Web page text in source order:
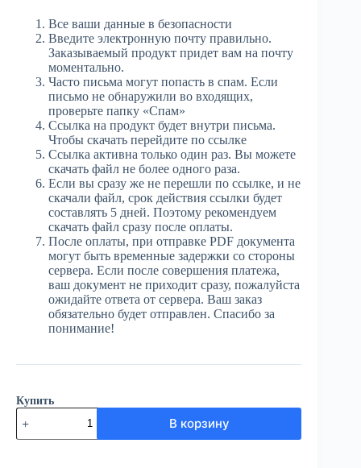
Все ваши данные в безопасности
Введите электронную почту правильно.
Заказываемый продукт придет вам на почту
моментально.
Часто письма могут попасть в спам. Если
письмо не обнаружили во входящих,
проверьте папку «Спам»
Ссылка на продукт будет внутри письма.
Чтобы скачать перейдите по ссылке
Ссылка активна только один раз. Вы можете
скачать файл не более одного раза.
Если вы сразу же не перешли по ссылке, и не
скачали файл, срок действия ссылки будет
составлять 5 дней. Поэтому рекомендуем
скачать файл сразу после оплаты.
После оплаты, при отправке PDF документа
могут быть временные задержки со стороны
сервера. Если после совершения платежа,
ваш документ не приходит сразу, пожалуйста
ожидайте ответа от сервера. Ваш заказ
обязательно будет отправлен. Спасибо за
понимание!
Купить
Количество
товара
ЮГ
В корзину